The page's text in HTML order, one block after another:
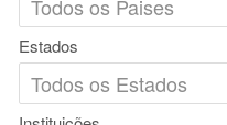
Estados